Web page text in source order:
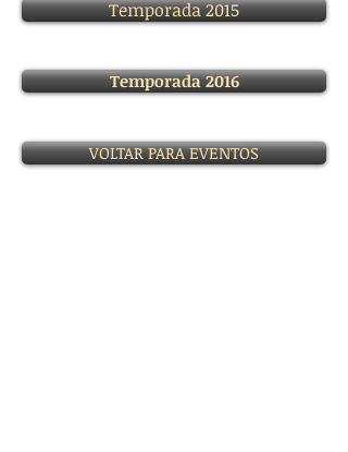
Temporada 2015
Temporada 2016
VOLTAR PARA EVENTOS